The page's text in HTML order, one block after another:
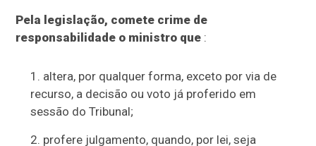
Pela legislação, comete crime de
responsabilidade o ministro que :
altera, por qualquer forma, exceto por via de
recurso, a decisão ou voto já proferido em
sessão do Tribunal;
profere julgamento, quando, por lei, seja